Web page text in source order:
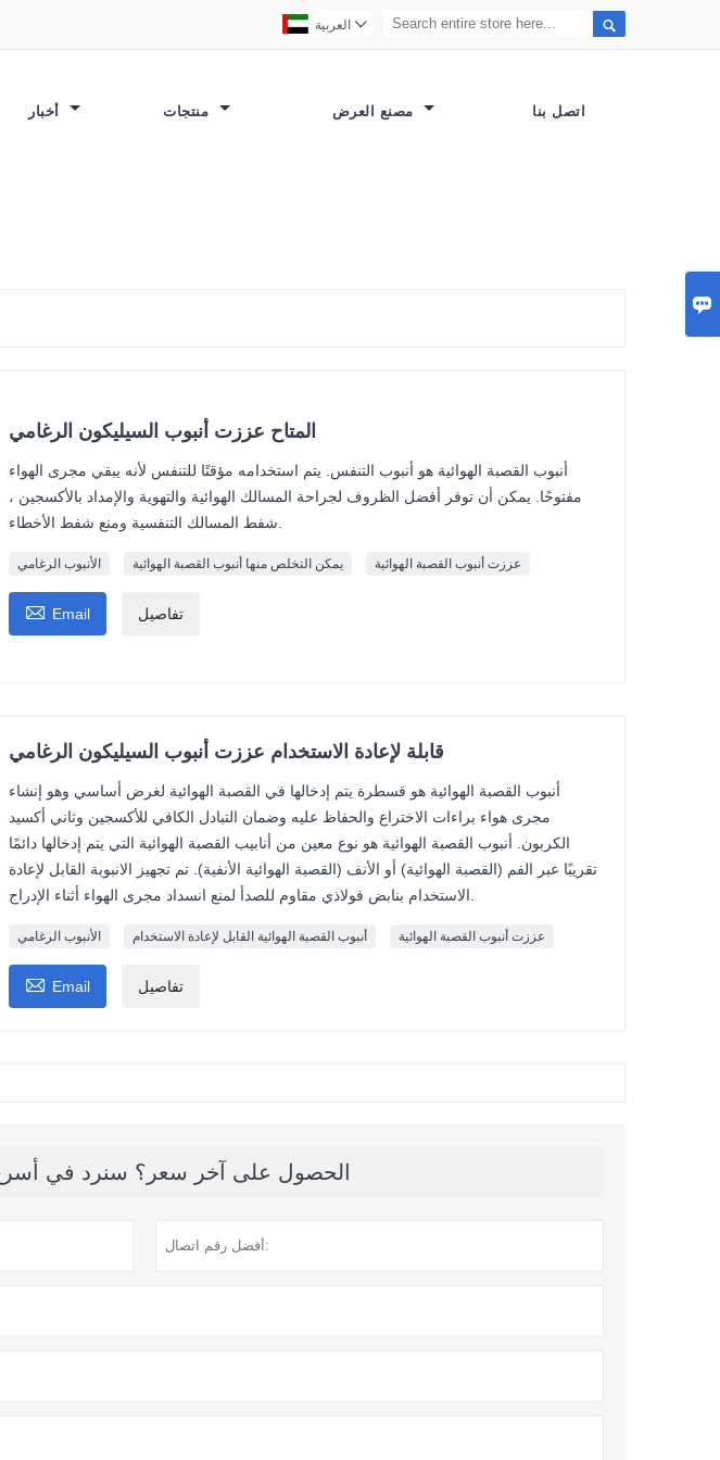

 العربية 
اتصل بنا
المتاح عززت أنبوب السيليكون الرغامي
أنبوب القصبة الهوائية هو أنبوب التنفس. يتم استخدامه مؤقتًا للتنفس لأنه يبقي مجرى الهواء
مفتوحًا. يمكن أن توفر أفضل الظروف لجراحة المسالك الهوائية والتهوية والإمداد بالأكسجين ،
الأنبوب الرغامي يمكن التخلص منها أنبوب القصبة الهوائية عززت أنبوب القصبة الهوائية
 Email تفاصيل
قابلة لإعادة الاستخدام عززت أنبوب السيليكون الرغامي
أنبوب القصبة الهوائية هو قسطرة يتم إدخالها في القصبة الهوائية لغرض أساسي وهو إنشاء
مجرى هواء براءات الاختراع والحفاظ عليه وضمان التبادل الكافي للأكسجين وثاني أكسيد
الكربون. أنبوب القصبة الهوائية هو نوع معين من أنابيب القصبة الهوائية التي يتم إدخالها دائمًا
تقريبًا عبر الفم (القصبة الهوائية) أو الأنف (القصبة الهوائية الأنفية). تم تجهيز الانبوبة القابل لإعادة
الاستخدام بنابض فولاذي مقاوم للصدأ لمنع انسداد مجرى الهواء أثناء الإدراج.
الأنبوب الرغامي أنبوب القصبة الهوائية القابل لإعادة الاستخدام عززت أنبوب القصبة الهوائية
 Email تفاصيل
الحصول على آخر سعر؟ سنرد في أسرع